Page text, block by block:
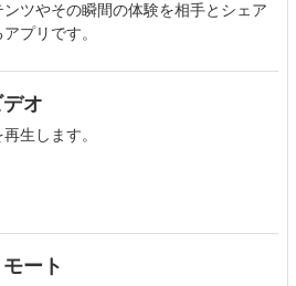
ンツやその瞬間の体験を相手とシェア
プリです。
デオ
生します。
ート